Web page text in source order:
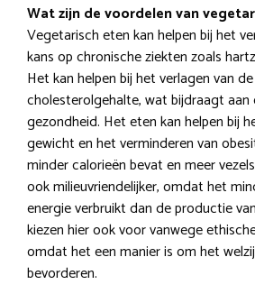
Wat zijn de voordelen van
Vegetarisch eten kan helpen bij het
kans op chronische ziekten zoals
Het kan helpen bij het verlagen van
cholesterolgehalte, wat bijdraagt aan
gezondheid. Het eten kan helpen bij
gewicht en het verminderen van
minder calorieën bevat en meer
ook milieuvriendelijker, omdat het
energie verbruikt dan de productie
kiezen hier ook voor vanwege
omdat het een manier is om het
bevorderen.